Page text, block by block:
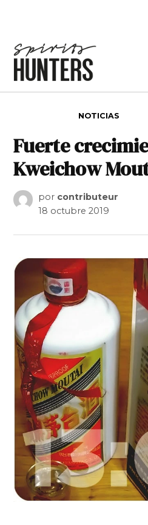
NOTICIAS
Fuerte
Kweichow
por contributeur
18 octubre 2019